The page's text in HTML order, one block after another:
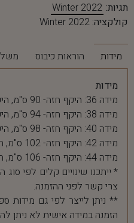
תגיות: Winter 2022
קולקציה: Winter 2022
מידות הוראות כיבוס
מידות
מידה 36: היקף חזה- 90 ס"מ, היקף מותן- 68 ס"מ
מידה 38: היקף חזה- 94 ס"מ, היקף מותן- 72 ס"מ
מידה 40: היקף חזה- 98 ס"מ, היקף מותן- 76 ס"מ
מידה 42: היקף חזה- 102 ס"מ, היקף מותן- 80 ס"מ
מידה 44: היקף חזה- 106 ס"מ, היקף מותן- 84 ס"מ
* ייתכנו שינויים קלים לפי
צרי קשר לפני ההזמנה.
** ניתן לייצר לפי גם מידות
הזמנה במידה אישית לא ניתן